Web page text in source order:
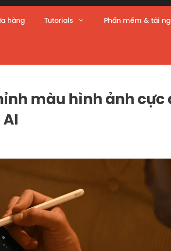
hàng Tutorials Phần mềm & tài
màu hình ảnh cực